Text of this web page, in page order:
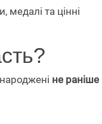
медалі та цінні
не раніше